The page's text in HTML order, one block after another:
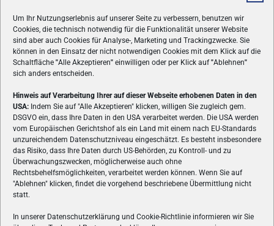
Um Ihr Nutzungserlebnis auf unserer Seite zu verbessern, benutzen wir
Cookies, die technisch notwendig für die Funktionalität unserer Website
sind aber auch Cookies für Analyse-, Marketing und Trackingzwecke. Sie
können in den Einsatz der nicht notwendigen Cookies mit dem Klick auf die
Schaltfläche "Alle Akzeptieren" einwilligen oder per Klick auf"Ablehnen"
sich anders entscheiden.
Hinweis auf Verarbeitung Ihrer auf dieser Webseite erhobenen Daten in den
USA: Indem Sie auf "Alle Akzeptieren" klicken, willigen Sie zugleich gem.
DSGVO ein, dass Ihre Daten in den USA verarbeitet werden. Die USA werden
vom Europäischen Gerichtshof als ein Land mit einem nach EU-Standards
unzureichendem Datenschutzniveau eingeschätzt. Es besteht insbesondere
das Risiko, dass Ihre Daten durch US-Behörden, zu Kontroll- und zu
Überwachungszwecken, möglicherweise auch ohne
Rechtsbehelfsmöglichkeiten, verarbeitet werden können. Wenn Sie auf
"Ablehnen" klicken, findet die vorgehend beschriebene Übermittlung nicht
statt.
In unserer Datenschutzerklärung und Cookie-Richtlinie informieren wir Sie
ÜBER UNS
VON GAMERN, FÜR GAMER! Gamers.at ist das älteste Online-
Spielemagazin Österreichs und bringt täglich aktuelle News,
Reviews und Videos zu PC- und Konsolenspielen, Gaming-
Hardware und aus der Welt des e-Sport's.